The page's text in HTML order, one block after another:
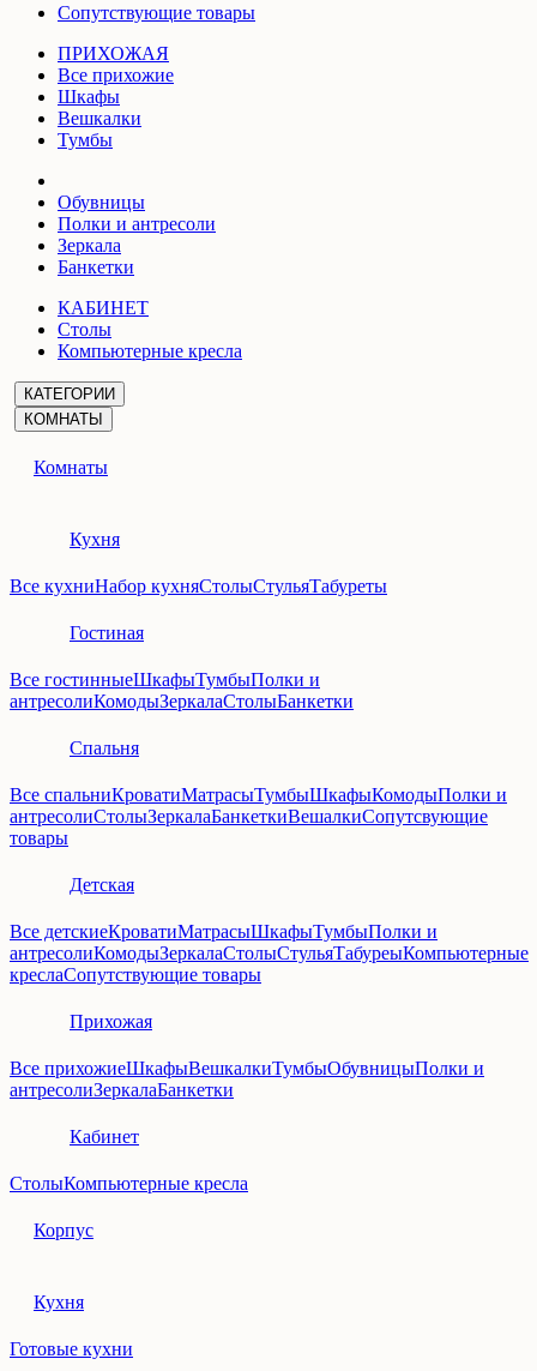
Сопутствующие товары
ПРИХОЖАЯ
Все прихожие
Шкафы
Вешкалки
Тумбы
Обувницы
Полки и антресоли
Зеркала
Банкетки
КАБИНЕТ
Столы
Компьютерные кресла
КАТЕГОРИИ
КОМНАТЫ
Комнаты
Кухня
Все кухниНабор кухняСтолыСтульяТабуреты
Гостиная
Все гостинныеШкафыТумбыПолки и
антресолиКомодыЗеркалаСтолыБанкетки
Спальня
Все спальниКроватиМатрасыТумбыШкафыКомодыПолки и
антресолиСтолыЗеркалаБанкеткиВешалкиСопутсвующие
товары
Детская
Все детскиеКроватиМатрасыШкафыТумбыПолки и
антресолиКомодыЗеркалаСтолыСтульяТабуреыКомпьютерные
креслаСопутствующие товары
Прихожая
Все прихожиеШкафыВешкалкиТумбыОбувницыПолки и
антресолиЗеркалаБанкетки
Кабинет
СтолыКомпьютерные кресла
Корпус
Кухня
Готовые кухни